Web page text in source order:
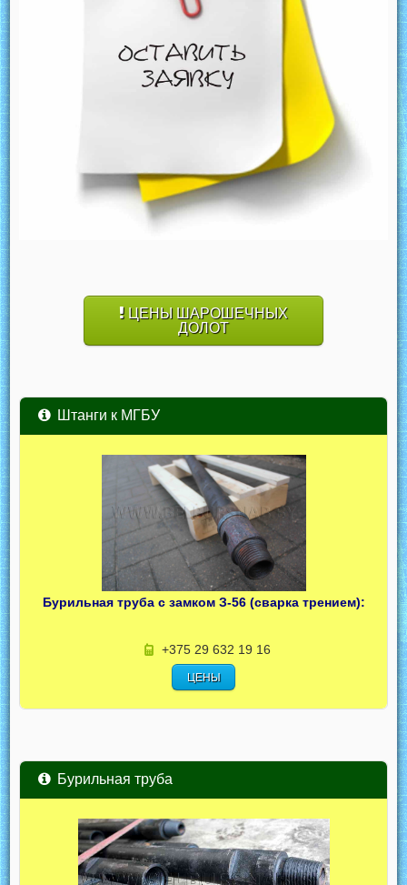
ЦЕНЫ ШАРОШЕЧНЫХ
ДОЛОТ
Штанги к МГБУ
Бурильная труба с замком З-56 (сварка трением):
+375 29 632 19 16
ЦЕНЫ
Бурильная труба